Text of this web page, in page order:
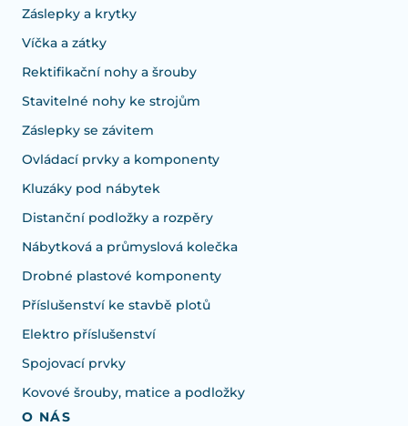
Záslepky a krytky
Víčka a zátky
Rektifikační nohy a šrouby
Stavitelné nohy ke strojům
Záslepky se závitem
Ovládací prvky a komponenty
Kluzáky pod nábytek
Distanční podložky a rozpěry
Nábytková a průmyslová kolečka
Drobné plastové komponenty
Příslušenství ke stavbě plotů
Elektro příslušenství
Spojovací prvky
Kovové šrouby, matice a podložky
O NÁS